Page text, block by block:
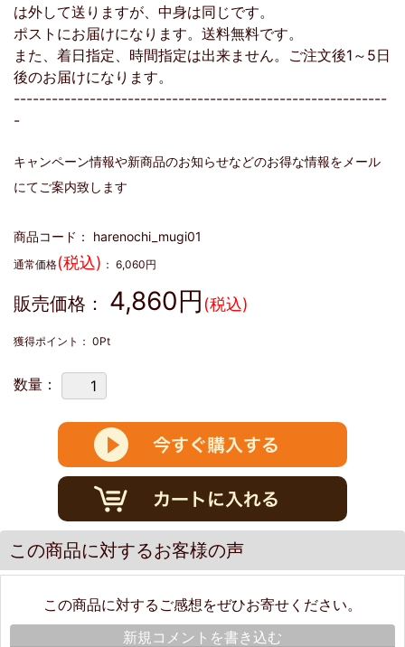
は外して送りますが、中身は同じです。
ポストにお届けになります。送料無料です。
また、着日指定、時間指定は出来ません。ご注文後1～5日
後のお届けになります。
-----------------------------------------------------------
-
キャンペーン情報や新商品のお知らせなどのお得な情報をメール
にてご案内致します
商品コード： harenochi_mugi01
通常価格(税込) ： 6,060円
販売価格： 4,860円 (税込)
獲得ポイント： 0Pt
数量：
この商品に対するお客様の声
この商品に対するご感想をぜひお寄せください。
新規コメントを書き込む